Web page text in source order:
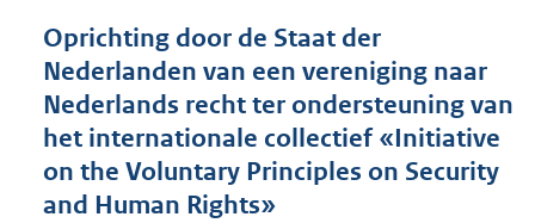
s
g
r
o
t
Oprichting door de Staat der
Nederlanden van een vereniging naar
Nederlands recht ter ondersteuning van
het internationale collectief «Initiative
on the Voluntary Principles on Security
and Human Rights»